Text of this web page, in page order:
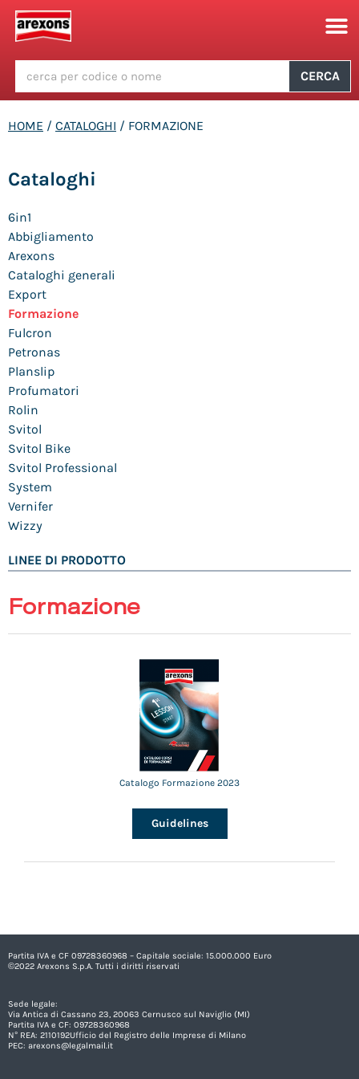
CERCA
HOME / CATALOGHI / FORMAZIONE
Cataloghi
6in1
Abbigliamento
Arexons
Cataloghi generali
Export
Formazione
Fulcron
Petronas
Planslip
Profumatori
Rolin
Svitol
Svitol Bike
Svitol Professional
System
Vernifer
Wizzy
LINEE DI PRODOTTO
Formazione
Catalogo Formazione 2023
Guidelines
Partita IVA e CF 09728360968 – Capitale sociale: 15.000.000 Euro
©2022 Arexons S.p.A. Tutti i diritti riservati
Sede legale:
Via Antica di Cassano 23, 20063 Cernusco sul Naviglio (MI)
Partita IVA e CF: 09728360968
N° REA: 2110192Ufficio del Registro delle Imprese di Milano
PEC: arexons@legalmail.it